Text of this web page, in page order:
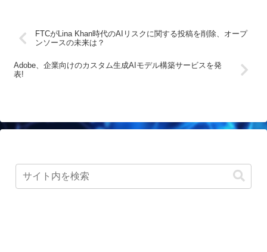
FTCがLina Khan時代のAIリスクに関する投稿を削除、オープ
ンソースの未来は？
Adobe、企業向けのカスタム生成AIモデル構築サービスを発
表!